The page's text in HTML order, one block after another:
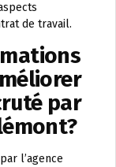
de travail.
par
l’agence